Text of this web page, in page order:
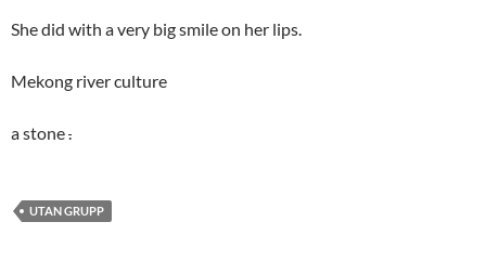
She did with a very big smile on her lips.
Mekong river culture
a stone.
UTAN GRUPP